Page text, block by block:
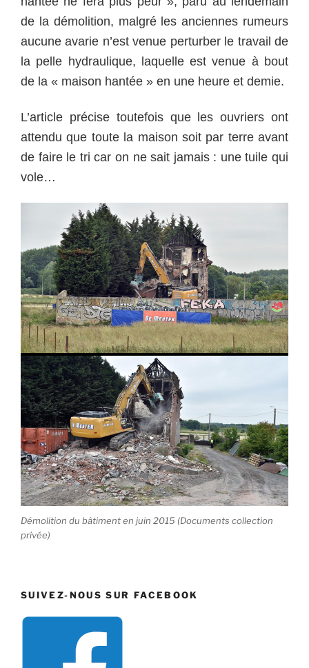
de la démolition, malgré les anciennes rumeurs
aucune avarie n’est venue perturber le travail de
la pelle hydraulique, laquelle est venue à bout
de la « maison hantée » en une heure et demie.
L’article précise toutefois que les ouvriers ont
attendu que toute la maison soit par terre avant
de faire le tri car on ne sait jamais : une tuile qui
vole…
Démolition du bâtiment en juin 2015 (Documents collection
privée)
SUIVEZ-NOUS SUR FACEBOOK